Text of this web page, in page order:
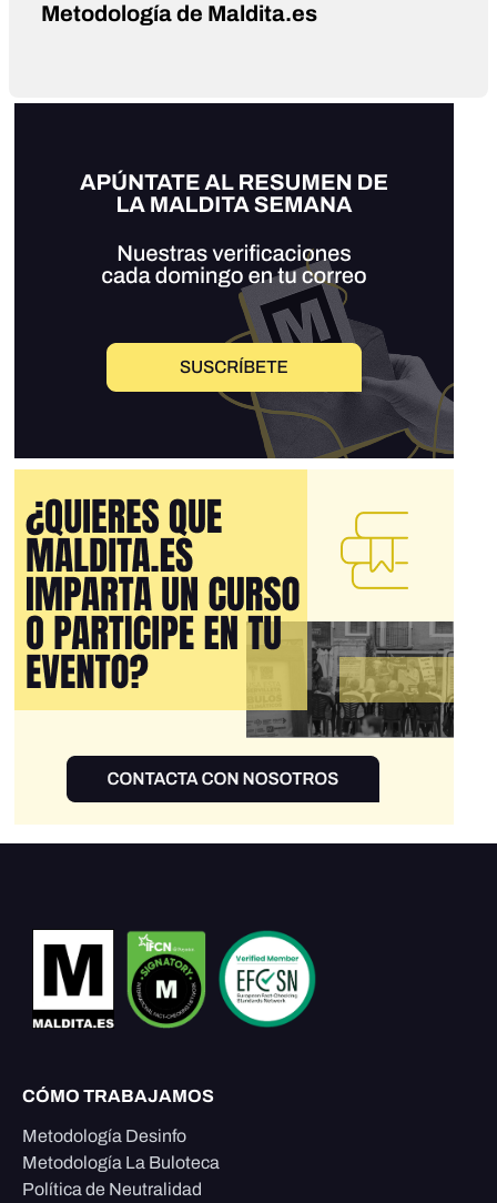
Metodología de Maldita.es
CÓMO TRABAJAMOS
Metodología Desinfo
Metodología La Buloteca
Política de Neutralidad